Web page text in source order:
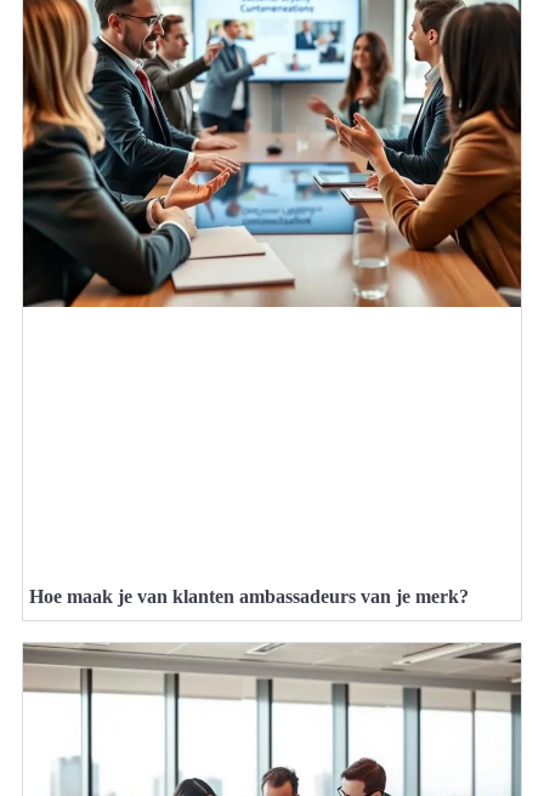
Hoe maak je van klanten ambassadeurs van je merk?